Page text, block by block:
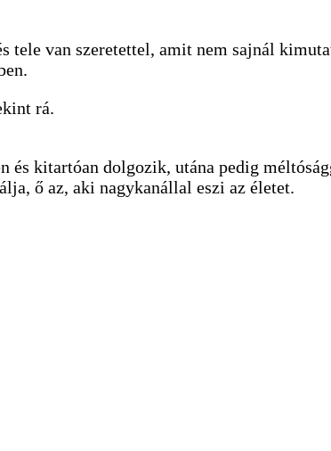
van szeretettel, amit nem sajnál
rá.
kitartóan dolgozik, utána pedig
ő az, aki nagykanállal eszi az életet.